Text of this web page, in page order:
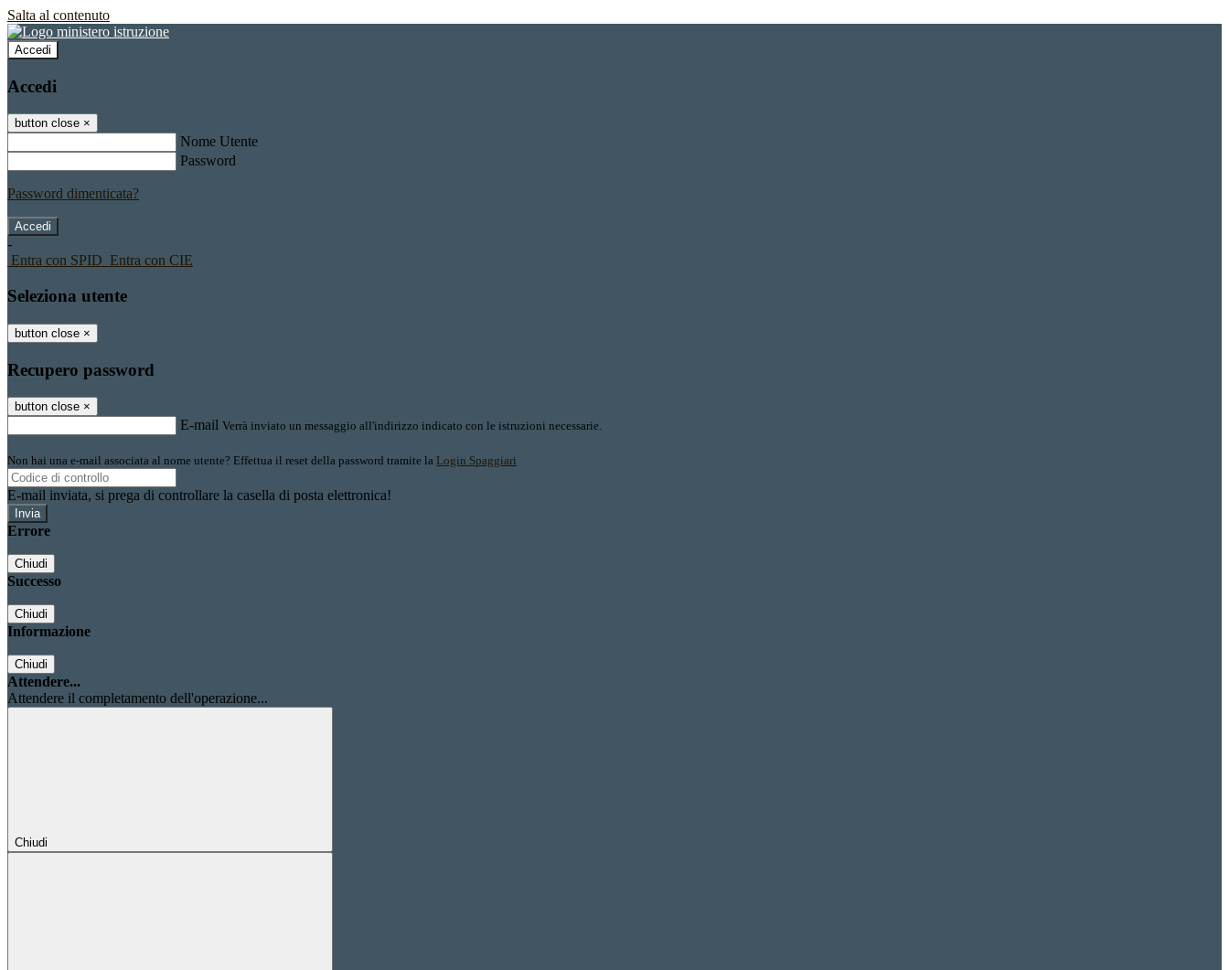
Salta al contenuto
Accedi
Accedi
button close ×
Nome Utente
Password
Password dimenticata?
-
Entra con SPID Entra con CIE
Seleziona utente
button close ×
Recupero password
button close ×
E-mail Verrà inviato un messaggio all'indirizzo indicato con le istruzioni necessarie.
Non hai una e-mail associata al nome utente? Effettua il reset della password tramite la Login Spaggiari
E-mail inviata, si prega di controllare la casella di posta elettronica!
Errore
Chiudi
Successo
Chiudi
Informazione
Chiudi
Attendere...
Attendere il completamento dell'operazione...
Chiudi